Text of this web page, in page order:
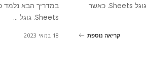
במדריך הבא נלמד כיצד להסתיר גיליון בגוגל Sheets. כאשר
קריאה נוספת
במדריך הבא נלמד
Sheets. גוגל
...
18 במאי 2023